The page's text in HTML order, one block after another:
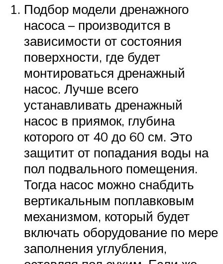
Подбор модели дренажного
насоса – производится в
зависимости от состояния
поверхности, где будет
монтироваться дренажный
насос. Лучше всего
устанавливать дренажный
насос в приямок, глубина
которого от 40 до 60 см. Это
защитит от попадания воды на
пол подвального помещения.
Тогда насос можно снабдить
вертикальным поплавковым
механизмом, который будет
включать оборудование по мере
заполнения углубления,